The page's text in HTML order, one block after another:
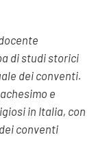
di studi storici
dei conventi.
e
in Italia, con
conventi